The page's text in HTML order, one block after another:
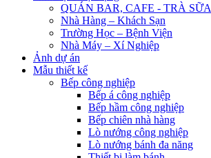
QUÁN BAR, CAFE - TRÀ SỮA
Nhà Hàng – Khách Sạn
Trường Học – Bệnh Viện
Nhà Máy – Xí Nghiệp
Ảnh dự án
Mẫu thiết kế
Bếp công nghiệp
Bếp á công nghiệp
Bếp hầm công nghiệp
Bếp chiên nhà hàng
Lò nướng công nghiệp
Lò nướng bánh đa năng